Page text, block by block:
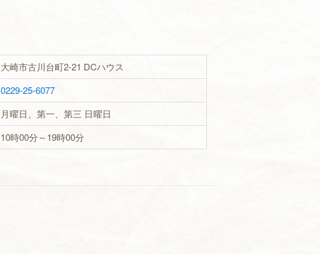
大崎市古川台町2-21 DCハウス
0229-25-6077
月曜日、第一、第三 日曜日
10時00分～19時00分